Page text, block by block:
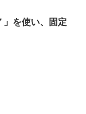
」を使い、固定